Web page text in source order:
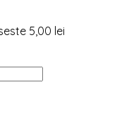
5,00 lei